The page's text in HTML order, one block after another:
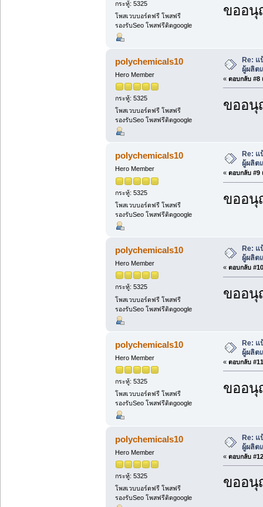
กระทู้: 5325
โพสเวบบอร์ดฟรี โพสฟรี
รองรับSeo โพสฟรีติดgoogle
ขออนุ
polychemicals10
Hero Member
กระทู้: 5325
โพสเวบบอร์ดฟรี โพสฟรี
รองรับSeo โพสฟรีติดgoogle
Re: แ
ผู้ผลิต
« ตอบกลับ #8
ขออนุ
polychemicals10
Hero Member
กระทู้: 5325
โพสเวบบอร์ดฟรี โพสฟรี
รองรับSeo โพสฟรีติดgoogle
Re: แ
ผู้ผลิต
« ตอบกลับ #9
ขออนุ
polychemicals10
Hero Member
กระทู้: 5325
โพสเวบบอร์ดฟรี โพสฟรี
รองรับSeo โพสฟรีติดgoogle
Re: แ
ผู้ผลิต
« ตอบกลับ
ขออนุ
polychemicals10
Hero Member
กระทู้: 5325
โพสเวบบอร์ดฟรี โพสฟรี
รองรับSeo โพสฟรีติดgoogle
Re: แ
ผู้ผลิต
« ตอบกลับ
ขออนุ
polychemicals10
Hero Member
กระทู้: 5325
โพสเวบบอร์ดฟรี โพสฟรี
รองรับSeo โพสฟรีติดgoogle
Re: แ
ผู้ผลิต
« ตอบกลับ
ขออนุ